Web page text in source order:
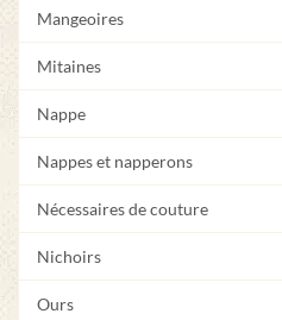
Mangeoires
Mitaines
Nappe
Nappes et napperons
Nécessaires de couture
Nichoirs
Ours